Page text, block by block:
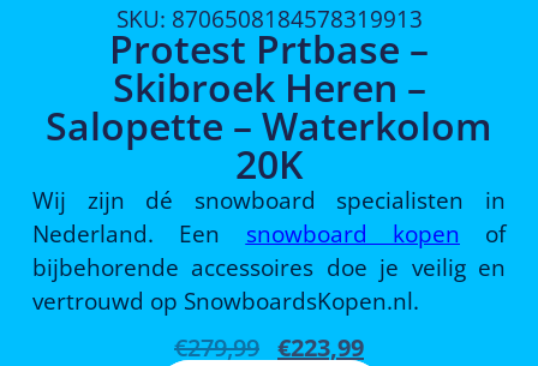
SKU: 8706508184578319913
Protest Prtbase –
Skibroek Heren –
Salopette – Waterkolom
20K
Wij zijn dé snowboard specialisten in
Nederland. Een snowboard kopen of
bijbehorende accessoires doe je veilig en
vertrouwd op SnowboardsKopen.nl.
€279,99 €223,99